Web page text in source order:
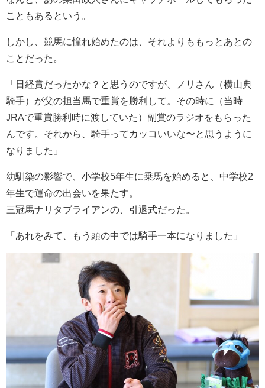
こともあるという。
しかし、競馬に憧れ始めたのは、それよりももっとあとの
ことだった。
「日経賞だったかな？と思うのですが、ノリさん（横山典
騎手）が父の担当馬で重賞を勝利して。その時に（当時
JRAで重賞勝利時に渡していた）副賞のラジオをもらった
んです。それから、騎手ってカッコいいな〜と思うように
なりました」
幼馴染の影響で、小学校5年生に乗馬を始めると、中学校2
年生で運命の出会いを果たす。
三冠馬ナリタブライアンの、引退式だった。
「あれをみて、もう頭の中では騎手一本になりました」